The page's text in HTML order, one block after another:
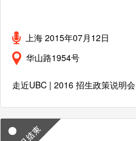
上海 2015年07月12日
华山路1954号
走近UBC | 2016 招生政策说明会